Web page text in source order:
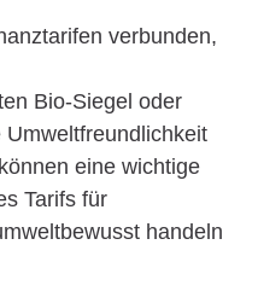
verbunden,
Bio-Siegel oder
eine wichtige
Tarifs für
handeln